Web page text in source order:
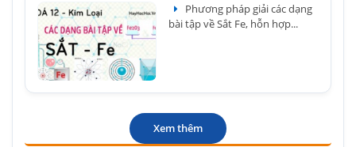
Phương pháp giải các dạng
bài tập về Sắt Fe, hỗn hợp...
Xem thêm